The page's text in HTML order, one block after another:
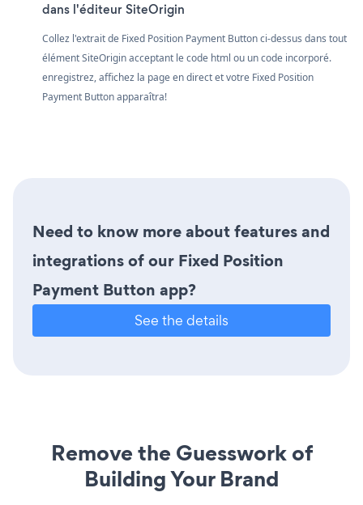
dans l'éditeur SiteOrigin
Collez l'extrait de Fixed Position Payment Button ci-dessus dans tout
élément SiteOrigin acceptant le code html ou un code incorporé.
enregistrez, affichez la page en direct et votre Fixed Position
Payment Button apparaîtra!
Need to know more about features and
integrations of our Fixed Position
Payment Button app?
See the details
Remove the Guesswork of
Building Your Brand